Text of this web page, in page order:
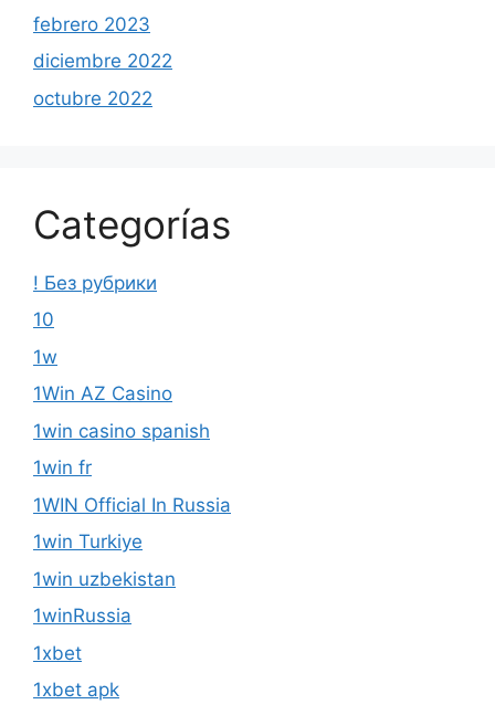
octubre 2022
10
1w
1Win AZ Casino
1win casino spanish
1win fr
1WIN Official In Russia
1win Turkiye
1win uzbekistan
1winRussia
1xbet
1xbet apk
1xbet arabic
1xbet Bangladesh